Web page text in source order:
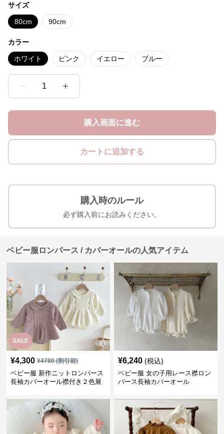
サイズ
80cm 90cm
カラー
ホワイト ピンク イエロー ブルー
1
購入画面に進む
カートに追加する
購入時のルール
必ず購入前にお読みください。
ベビー服ロンパース / カバーオールの人気アイテム
SALE
¥4,300 ¥4780(割引前)
ベビー服 新作ニットロンパース
長袖カバーオール襟付き２色展
¥6,240 (税込)
ベビー服 女の子用レース襟ロン
パース長袖カバーオール